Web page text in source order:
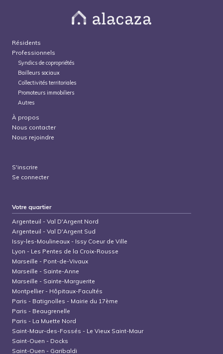
Résidents
Professionnels
Syndics de copropriétés
Bailleurs sociaux
Collectivités territoriales
Promoteurs immobiliers
Autres
À propos
Nous contacter
Nous rejoindre
S'inscrire
Se connecter
Votre quartier
Argenteuil -Val D'Argent Nord
Argenteuil -Val D'Argent Sud
Issy-les-Moulineaux - Issy Coeur de Ville
Lyon - Les Pentes de la Croix-Rousse
Marseille - Pont-de-Vivaux
Marseille - Sainte-Anne
Marseille - Sainte-Marguerite
Montpellier- Hôpitaux-Facultés
Paris - Batignolles - Mairie du 17ème
Paris - Beaugrenelle
Paris - La Muette Nord
Saint-Maur-des-Fossés - Le Vieux Saint-Maur
Saint-Ouen - Docks
Saint-Ouen - Garibaldi